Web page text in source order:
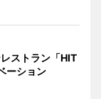
ストラン「HIT
ーション